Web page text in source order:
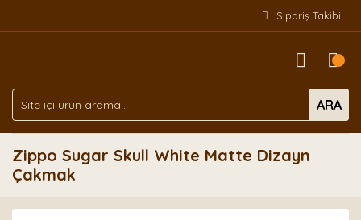
Sipariş Takibi
ARA
Zippo Sugar Skull White Matte Dizayn
Çakmak